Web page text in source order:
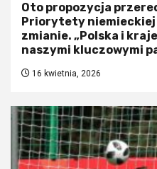
Oto propozycja
Priorytety
zmianie. „Polska i
naszymi kluczowymi
16 kwietnia, 2026